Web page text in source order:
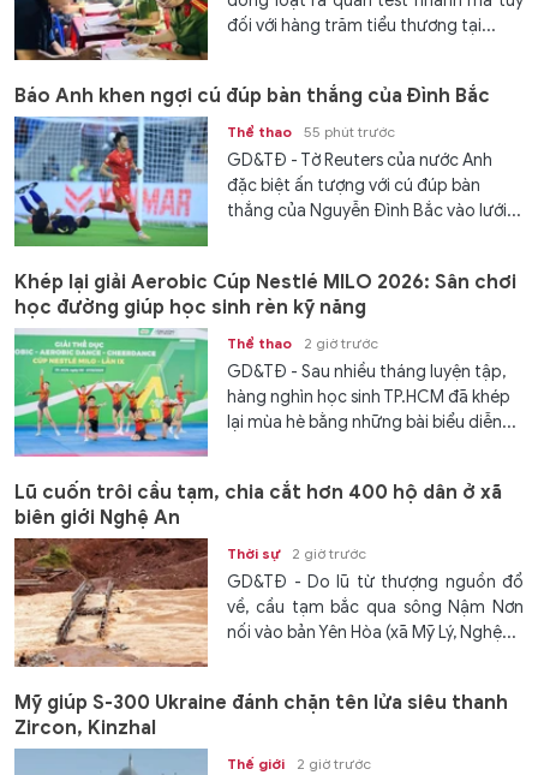
đối với hàng trăm tiểu thương tại...
Báo Anh khen ngợi cú đúp bàn thắng của Đình Bắc
Thể thao 55 phút trước
GD&TĐ - Tờ Reuters của nước Anh
đặc biệt ấn tượng với cú đúp bàn
thắng của Nguyễn Đình Bắc vào lưới...
Khép lại giải Aerobic Cúp Nestlé MILO 2026: Sân chơi
học đường giúp học sinh rèn kỹ năng
Thể thao 2 giờ trước
GD&TĐ - Sau nhiều tháng luyện tập,
hàng nghìn học sinh TP.HCM đã khép
lại mùa hè bằng những bài biểu diễn...
Lũ cuốn trôi cầu tạm, chia cắt hơn 400 hộ dân ở xã
biên giới Nghệ An
Thời sự 2 giờ trước
GD&TĐ - Do lũ từ thượng nguồn đổ
về, cầu tạm bắc qua sông Nậm Nơn
nối vào bản Yên Hòa (xã Mỹ Lý, Nghệ...
Mỹ giúp S-300 Ukraine đánh chặn tên lửa siêu thanh
Zircon, Kinzhal
Thế giới 2 giờ trước